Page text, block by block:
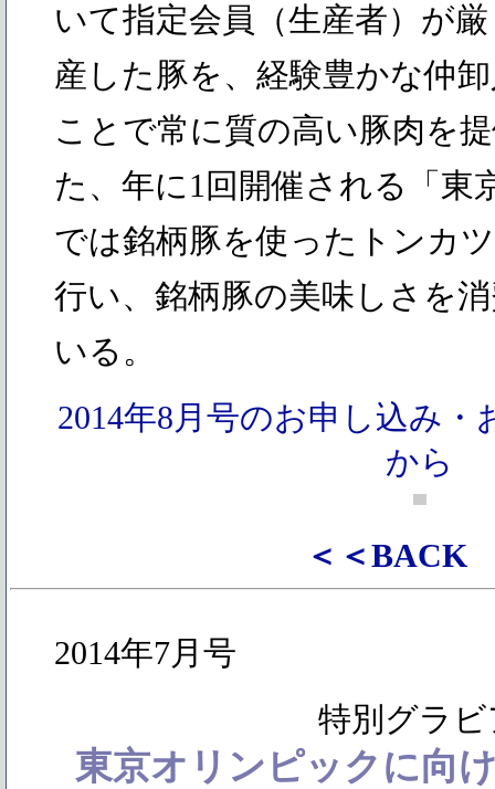
いて指定会員（生産者）が
産した豚を、経験豊かな仲
ことで常に質の高い豚肉を
た、年に1回開催される「東
では銘柄豚を使ったトンカ
行い、銘柄豚の美味しさを
いる。
2014年8月号のお申し込み
から
＜＜BACK
2014年7月号
特別グラビ
東京オリンピックに向